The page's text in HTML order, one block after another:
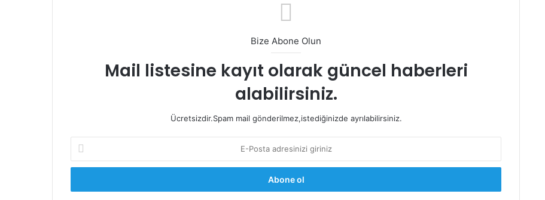
Bize Abone Olun
Mail listesine kayıt olarak güncel haberleri
alabilirsiniz.
Ücretsizdir.Spam mail gönderilmez,istediğinizde ayrılabilirsiniz.
Posta
adresinizi